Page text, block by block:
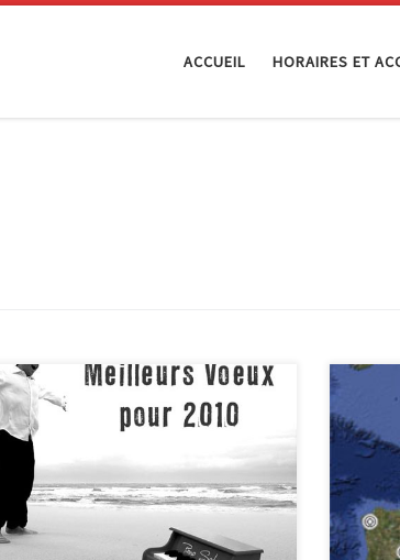
ACCUEIL HORAIRES ET
la nouvelle année, j’ai envie de
Curcio, accessoirement
coordinateur de l’Espace Public Numérique
D’autres parleront mieux que moi
ainsi, je reprends leurs écrits pour
« Il s’appelle Domenico Curcio… Ne
c’est un artiste talentueux, compositeur
Dans
(sites)
Public
un
Grace